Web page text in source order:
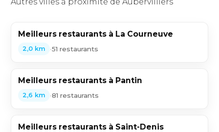
Meilleurs restaurants à La Courneuve
2,0 km •51 restaurants
Meilleurs restaurants à Pantin
2,6 km •81 restaurants
Meilleurs restaurants à Saint-Denis